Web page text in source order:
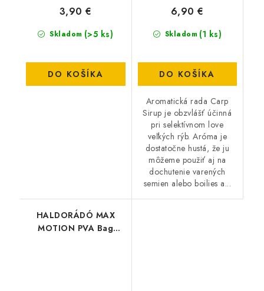
Skladom (>5 ks)
3,90 €
DO KOŠÍKA
Skladom (1 ks)
6,90 €
DO KOŠÍKA
Aromatická rada Carp
Sirup je obzvlášť účinná
pri selektívnom love
veľkých rýb. Aróma je
dostatočne hustá, že ju
môžeme použiť aj na
dochutenie varených
semien alebo boilies a...
HALDORÁDÓ MAX
MOTION PVA Bag